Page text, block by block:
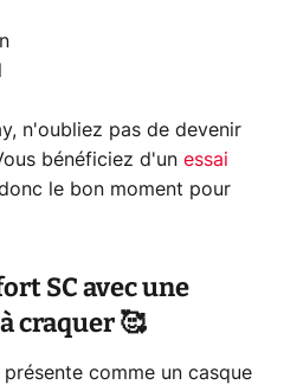
n'oubliez pas de devenir
bénéficiez d'un essai
le bon moment pour
SC avec une
craquer 🥰
comme un casque